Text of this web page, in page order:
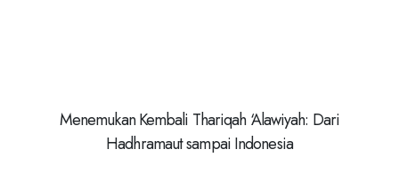
Menemukan Kembali Thariqah ‘Alawiyah: Dari
Hadhramaut sampai Indonesia